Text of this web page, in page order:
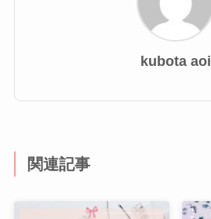
kubota aoi
関連記事